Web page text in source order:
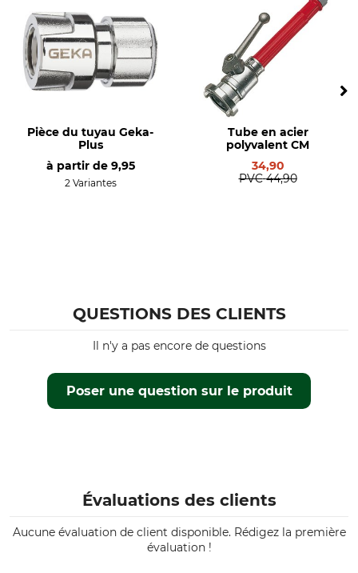
Pièce du tuyau Geka-
Plus
à partir de 9,95
2 Variantes
Tube en acier
polyvalent CM
34,90
PVC 44,90
QUESTIONS DES CLIENTS
Poser une question sur le produit
Il n'y a pas encore de questions
Évaluations des clients
Aucune évaluation de client disponible. Rédigez la première
évaluation !